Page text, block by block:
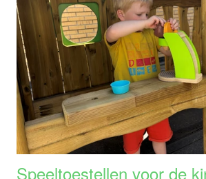
Speeltoestellen voor de